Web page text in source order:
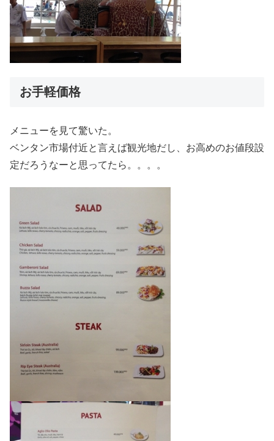
お手軽価格
メニューを見て驚いた。
ベンタン市場付近と言えば観光地だし、お高めのお値段設
定だろうなーと思ってたら。。。。